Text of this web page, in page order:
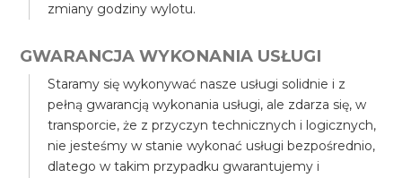
zmiany godziny wylotu.
GWARANCJA WYKONANIA USŁUGI
Staramy się wykonywać nasze usługi solidnie i z
pełną gwarancją wykonania usługi, ale zdarza się, w
transporcie, że z przyczyn technicznych i logicznych,
nie jesteśmy w stanie wykonać usługi bezpośrednio,
dlatego w takim przypadku gwarantujemy i